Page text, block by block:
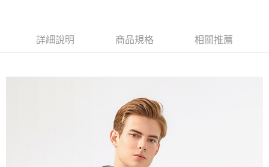
詳細說明 商品規格 相關推薦